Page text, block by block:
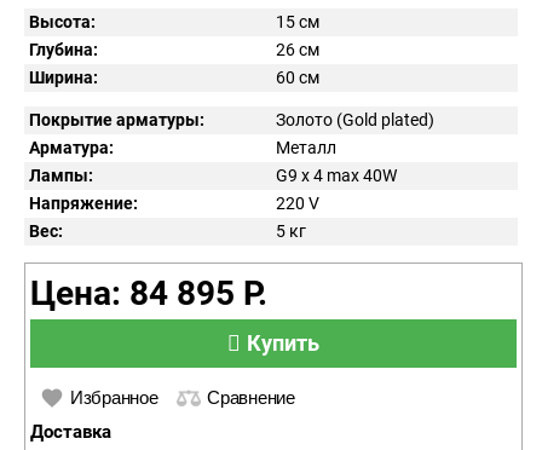
Высота:
15 см
Глубина:
26 см
Ширина:
60 см
Покрытие арматуры:
Золото (Gold plated)
Арматура:
Металл
Лампы:
G9 x 4 max 40W
Напряжение:
220 V
Вес:
5 кг
Цена: 84 895 Р.
Купить
Избранное Сравнение
Доставка